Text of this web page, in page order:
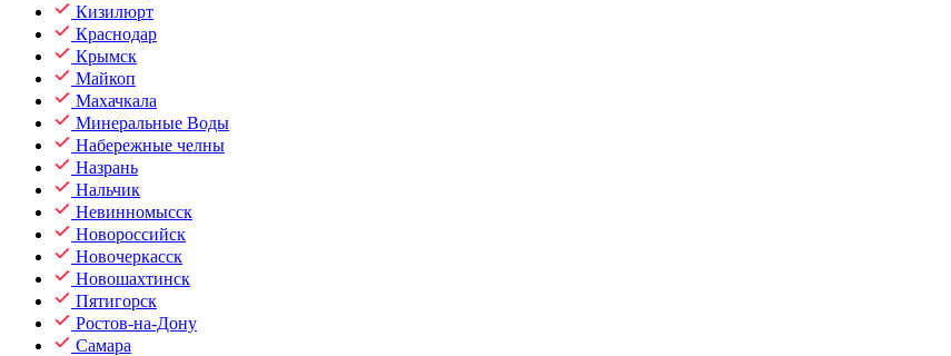
Кизилюрт
Краснодар
Крымск
Майкоп
Махачкала
Минеральные Воды
Набережные челны
Назрань
Нальчик
Невинномысск
Новороссийск
Новочеркасск
Новошахтинск
Пятигорск
Ростов-на-Дону
Самара